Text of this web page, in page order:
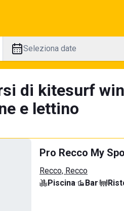
Seleziona date
di kitesurf
e lettino
Pro Recco My
Recco, Recco
Piscina· Bar·